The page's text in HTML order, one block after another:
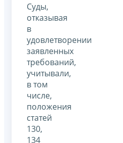
Суды,
отказывая
в
удовлетворении
заявленных
требований,
учитывали,
в том
числе,
положения
статей
130,
134